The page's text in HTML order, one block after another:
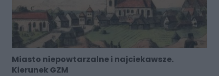
Miasto niepowtarzalne i najciekawsze.
Kierunek GZM